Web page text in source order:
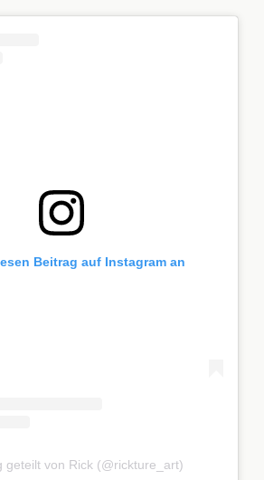
Beitrag auf Instagram an
geteilt von Rick (@rickture_art)